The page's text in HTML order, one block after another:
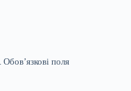
Обов’язкові поля